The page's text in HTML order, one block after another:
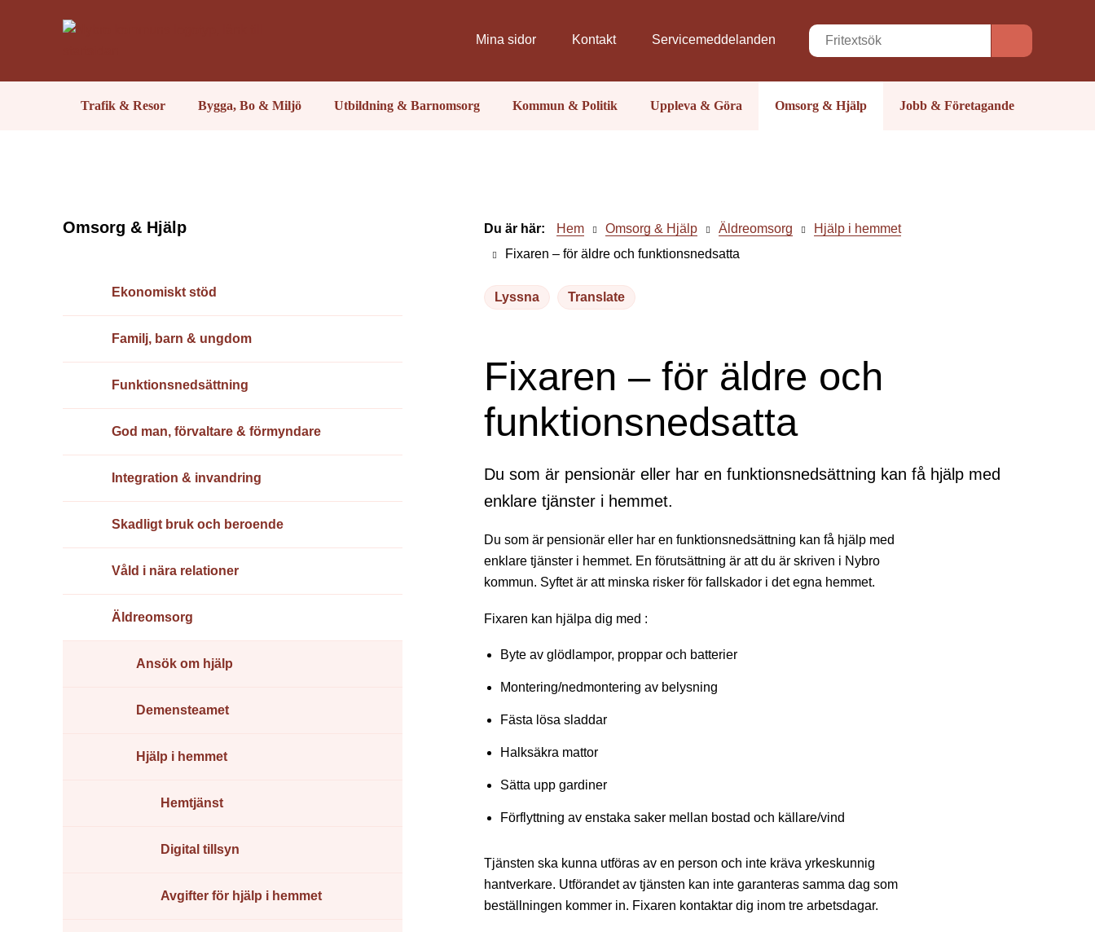
Mina sidor Kontakt Servicemeddelanden
Trafik & Resor Bygga, Bo & Miljö Utbildning & Barnomsorg Kommun & Politik Uppleva & Göra Omsorg & Hjälp Jobb & Företagande
Omsorg & Hjälp
Ekonomiskt stöd
Familj, barn & ungdom
Funktions­nedsättning
God man, förvaltare & förmyndare
Integration & invandring
Skadligt bruk och beroende
Våld i nära relationer
Äldreomsorg
Ansök om hjälp
Demensteamet
Hjälp i hemmet
Hemtjänst
Digital tillsyn
Avgifter för hjälp i hemmet
Du är här: Hem Omsorg & Hjälp Äldreomsorg
Hjälp i hemmet
Fixaren – för äldre och funktionsnedsatta
Lyssna Translate
Fixaren – för äldre och
funktionsnedsatta
Du som är pensionär eller har en funktionsnedsättning kan få hjälp med
enklare tjänster i hemmet.
Du som är pensionär eller har en funktionsnedsättning kan få hjälp med
enklare tjänster i hemmet. En förutsättning är att du är skriven i Nybro
kommun. Syftet är att minska risker för fallskador i det egna hemmet.
Fixaren kan hjälpa dig med :
Byte av glödlampor, proppar och batterier
Montering/nedmontering av belysning
Fästa lösa sladdar
Halksäkra mattor
Sätta upp gardiner
Förflyttning av enstaka saker mellan bostad och källare/vind
Tjänsten ska kunna utföras av en person och inte kräva yrkeskunnig
hantverkare. Utförandet av tjänsten kan inte garanteras samma dag som
beställningen kommer in. Fixaren kontaktar dig inom tre arbetsdagar.